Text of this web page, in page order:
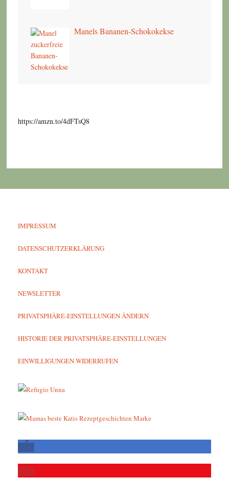
Manels Bananen-Schokokekse
https://amzn.to/4dFTsQ8
IMPRESSUM
DATENSCHUTZERKLÄRUNG
KONTAKT
NEWSLETTER
PRIVATSPHÄRE-EINSTELLUNGEN ÄNDERN
HISTORIE DER PRIVATSPHÄRE-EINSTELLUNGEN
EINWILLIGUNGEN WIDERRUFEN